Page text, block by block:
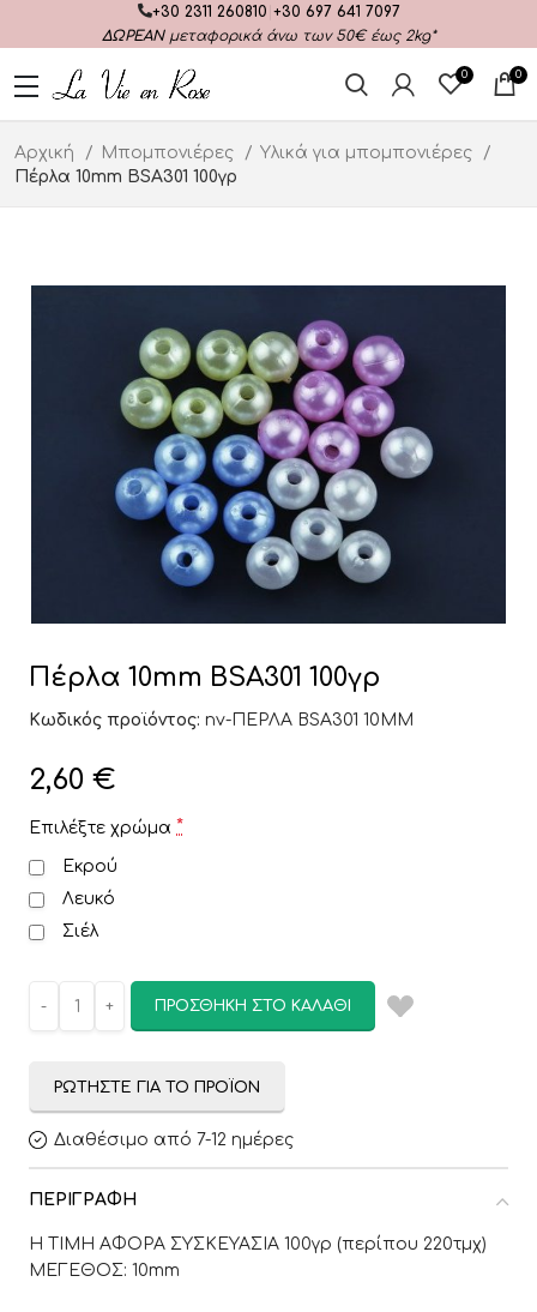
+30 2311 260810 +30 697 641 7097
ΔΩΡΕΑΝμεταφορικά άνω των 50€ έως 2kg*
0 0
Αρχική Μπομπονιέρες
Υλικά για μπομπονιέρες
Πέρλα 10mm BSA301 100γρ
Πέρλα 10mm BSA301 100γρ
Κωδικός προϊόντος: nv-ΠΕΡΛΑ BSA301 10MM
2,60 €
Επιλέξτε χρώμα *
Εκρού
Λευκό
Σιέλ
ΠΡΟΣΘΉΚΗ ΣΤΟ ΚΑΛΆΘΙ
ΡΩΤΉΣΤΕ ΓΙΑ ΤΟ ΠΡΟΪΌΝ
Διαθέσιμο από 7-12 ημέρες
ΠΕΡΙΓΡΑΦΉ
Η ΤΙΜΗ ΑΦΟΡΑ ΣΥΣΚΕΥΑΣΙΑ 100γρ (περίπου 220τμχ)
ΜΕΓΕΘΟΣ: 10mm